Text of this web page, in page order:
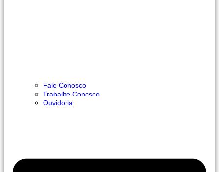
Fale Conosco
Trabalhe Conosco
Ouvidoria